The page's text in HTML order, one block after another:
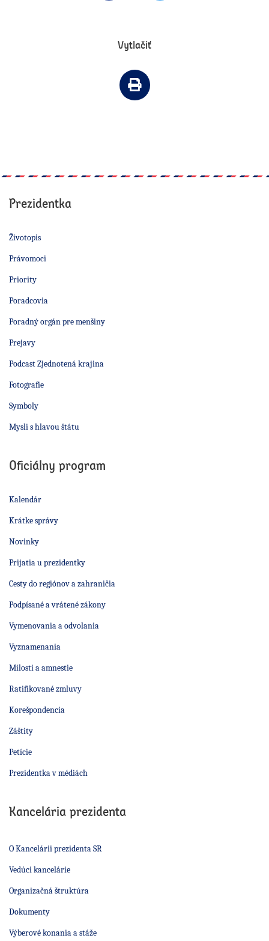
Vytlačiť
Vytlačiť článok
Prezidentka
Životopis
Právomoci
Priority
Poradcovia
Poradný orgán pre menšiny
Prejavy
Podcast Zjednotená krajina
Fotografie
Symboly
Mysli s hlavou štátu
Oficiálny program
Kalendár
Krátke správy
Novinky
Prijatia u prezidentky
Cesty do regiónov a zahraničia
Podpísané a vrátené zákony
Vymenovania a odvolania
Vyznamenania
Milosti a amnestie
Ratifikované zmluvy
Korešpondencia
Záštity
Petície
Prezidentka v médiách
Kancelária prezidenta
O Kancelárii prezidenta SR
Vedúci kancelárie
Organizačná štruktúra
Dokumenty
Výberové konania a stáže